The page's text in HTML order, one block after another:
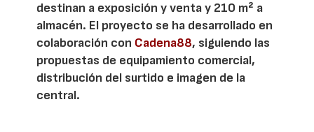
destinan a exposición y venta y 210 m² a
almacén. El proyecto se ha desarrollado en
colaboración con Cadena88, siguiendo las
propuestas de equipamiento comercial,
distribución del surtido e imagen de la
central.